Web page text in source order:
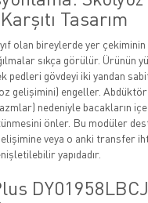
Tasarım
olan bireylerde yer
sıkça görülür. Ürünün
pedleri gövdeyi iki yandan
gelişimini) engeller. Abdüktör
nedeniyle bacakların içe
önler. Bu modüler
veya o anki transfer
yapıdadır.